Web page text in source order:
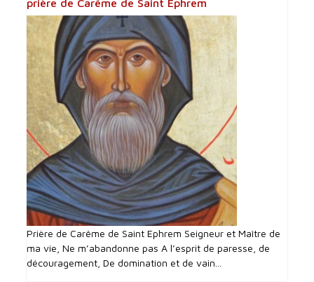
prière de Carême de Saint Ephrem
Prière de Carême de Saint Ephrem Seigneur et Maître de
ma vie, Ne m’abandonne pas A l’esprit de paresse, de
découragement, De domination et de vain...